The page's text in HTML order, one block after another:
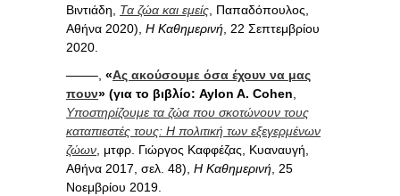
Βιντιάδη, Τα ζώα και εμείς, Παπαδόπουλος,
Αθήνα 2020), Η Καθημερινή, 22 Σεπτεμβρίου
2020.
——–, «Ας ακούσουμε όσα έχουν να μας
πουν» (για το βιβλίο: Aylon A. Cohen,
Υποστηρίζουμε τα ζώα που σκοτώνουν τους
καταπιεστές τους: Η πολιτική των εξεγερμένων
ζώων, μτφρ. Γιώργος Καφφέζας, Κυαναυγή,
Αθήνα 2017, σελ. 48), Η Καθημερινή, 25
Νοεμβρίου 2019.